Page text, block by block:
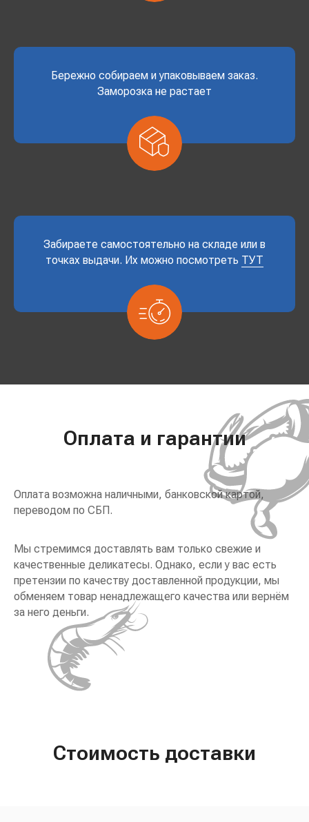
Бережно собираем и упаковываем заказ.
Заморозка не растает
Забираете самостоятельно на складе или в
точках выдачи. Их можно посмотреть ТУТ
Оплата и гарантии
Оплата возможна наличными, банковской картой,
переводом по СБП.
Мы стремимся доставлять вам только свежие и
качественные деликатесы. Однако, если у вас есть
претензии по качеству доставленной продукции, мы
обменяем товар ненадлежащего качества или вернём
за него деньги.
Стоимость доставки